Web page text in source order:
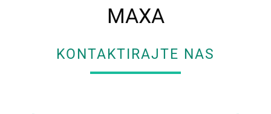
MAXA
KONTAKTIRAJTE NAS